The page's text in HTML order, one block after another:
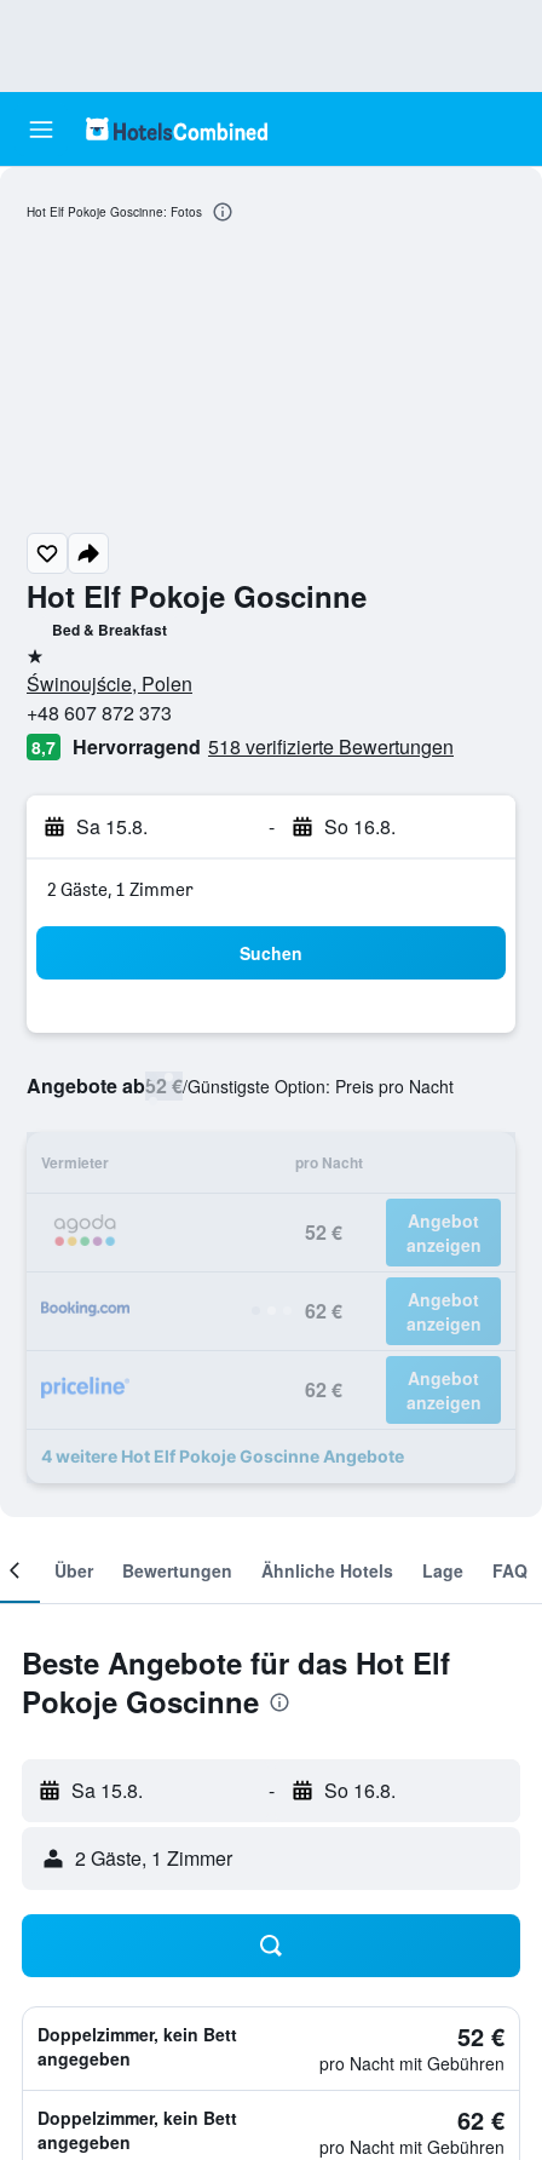
Hot Elf Pokoje Goscinne
Bed & Breakfast
1 Stern
Świnoujście, Polen
+48 607 872 373
8,7 Hervorragend 518 verifizierte Bewertungen
Sa 15.8. - So 16.8.
2 Gäste, 1 Zimmer
Suchen
Angebote ab52 €/Günstigste Option: Preis pro Nacht
Vermieter pro Nacht
52 €
Angebot
anzeigen
62 €
Angebot
anzeigen
62 €
Angebot
anzeigen
4 weitere Hot Elf Pokoje Goscinne Angebote
Hot Elf Pokoje Goscinne: Fotos
Über Bewertungen Ähnliche Hotels Lage FAQ
Beste Angebote für das Hot Elf
Pokoje Goscinne
Sa 15.8. - So 16.8.
2 Gäste, 1 Zimmer
Doppelzimmer, kein Bett
angegeben
52 €
pro Nacht mit Gebühren
Doppelzimmer, kein Bett
angegeben
62 €
pro Nacht mit Gebühren